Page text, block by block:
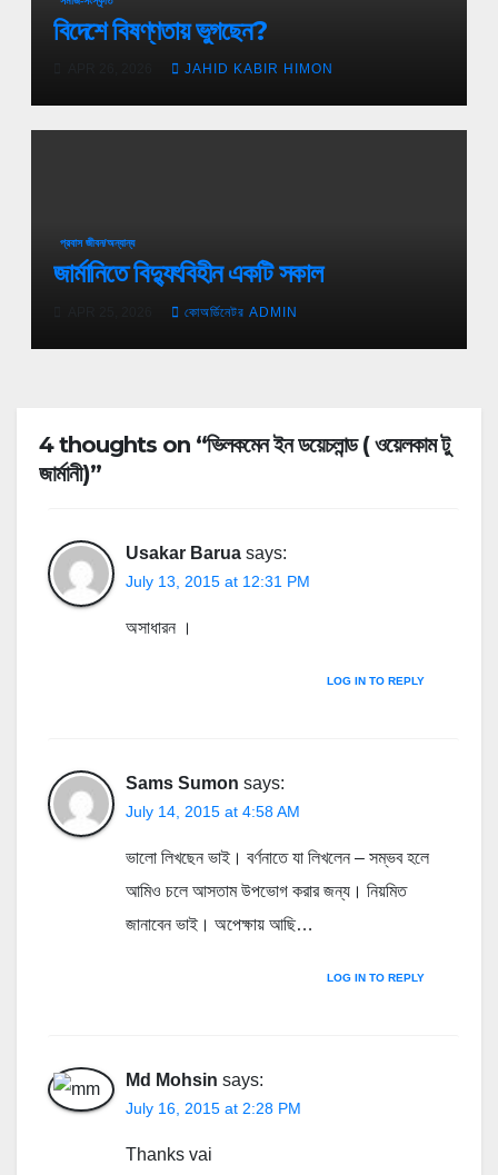
বিদেশে বিষণ্ণতায় ভুগছেন?
JAHID KABIR HIMON
প্রবাস জীবন/অন্যান্য
জার্মানিতে বিদ্যুৎবিহীন একটি সকাল
কোঅর্ডিনেটর ADMIN
4 thoughts on “ভিলকমেন ইন ডয়েচলান্ড ( ওয়েলকাম টু
জার্মানী)”
Usakar Barua says:
July 13, 2015 at 12:31 PM
অসাধারন ।
LOG IN TO REPLY
Sams Sumon says:
July 14, 2015 at 4:58 AM
ভালো লিখছেন ভাই। বর্ণনাতে যা লিখলেন – সম্ভব হলে
আমিও চলে আসতাম উপভোগ করার জন্য। নিয়মিত
জানাবেন ভাই। অপেক্ষায় আছি…
LOG IN TO REPLY
Md Mohsin says:
July 16, 2015 at 2:28 PM
Thanks vai